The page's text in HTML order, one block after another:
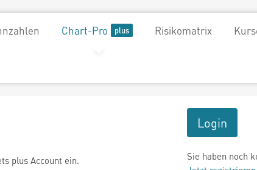
Chart-Pro Risikomatrix
plus Account ein.
Login
Sie haben noch